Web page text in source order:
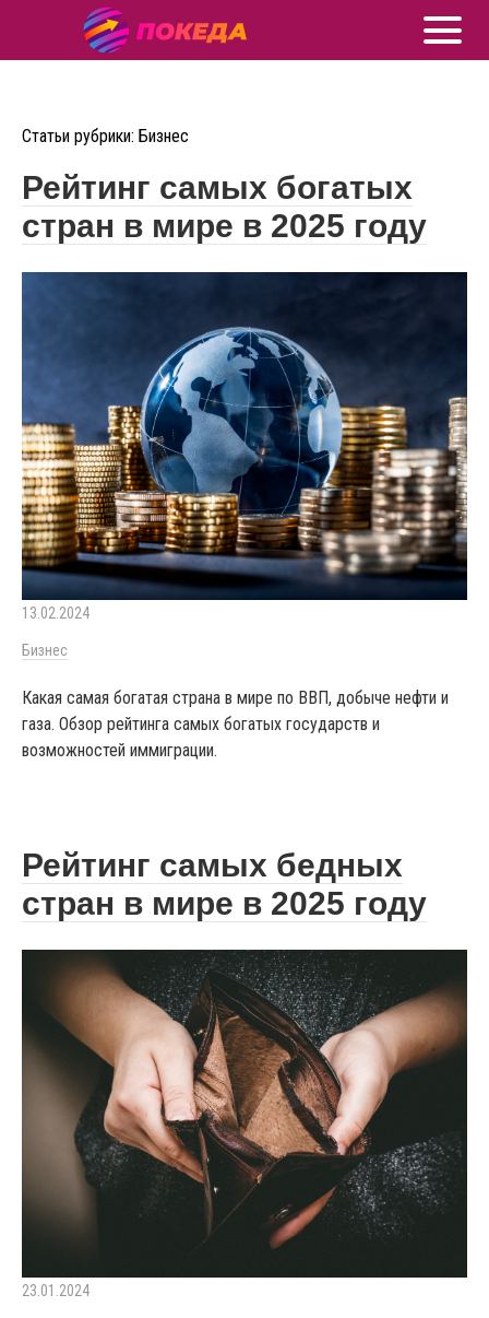
Статьи рубрики: Бизнес
Рейтинг самых богатых
стран в мире в 2025 году
13.02.2024
Бизнес
Какая самая богатая страна в мире по ВВП, добыче нефти и
газа. Обзор рейтинга самых богатых государств и
возможностей иммиграции.
Рейтинг самых бедных
стран в мире в 2025 году
23.01.2024